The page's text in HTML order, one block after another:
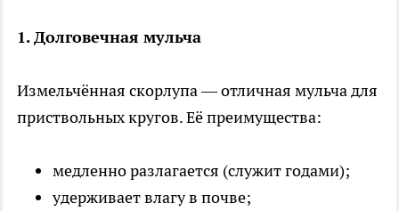
1. Долговечная мульча
Измельчённая скорлупа — отличная мульча для
приствольных кругов. Её преимущества:
медленно разлагается (служит годами);
удерживает влагу в почве;